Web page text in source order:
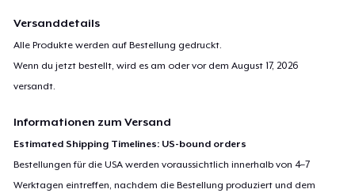
Versanddetails
Alle Produkte werden auf Bestellung gedruckt.
Wenn du jetzt bestellt, wird es am oder vor demAugust 17, 2026
versandt.
Informationen zum Versand
Estimated Shipping Timelines: US-bound orders
Bestellungen für die USA werden voraussichtlich innerhalb von 4–7
Werktagen eintreffen, nachdem die Bestellung produziert und dem